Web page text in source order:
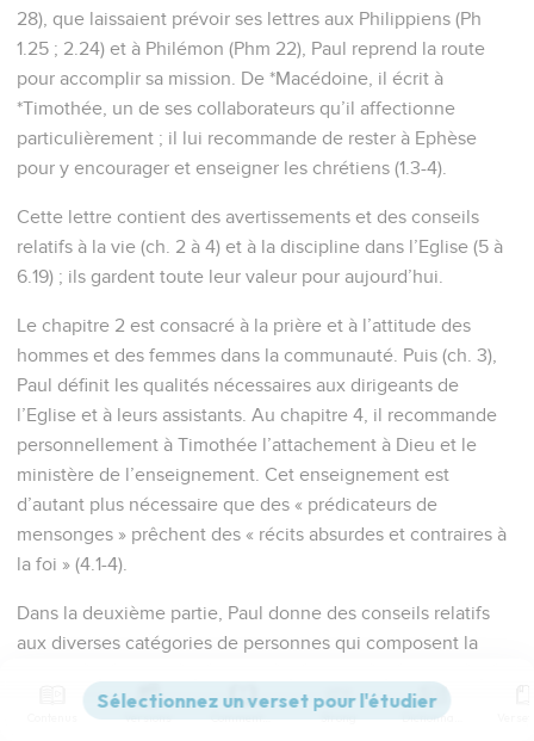
28), que laissaient prévoir ses lettres aux Philippiens (Ph
1.25 ; 2.24) et à Philémon (Phm 22), Paul reprend la route
pour accomplir sa mission. De *Macédoine, il écrit à
*Timothée, un de ses collaborateurs qu’il affectionne
particulièrement ; il lui recommande de rester à Ephèse
pour y encourager et enseigner les chrétiens (1.3-4).
Cette lettre contient des avertissements et des conseils
relatifs à la vie (ch. 2 à 4) et à la discipline dans l’Eglise (5 à
6.19) ; ils gardent toute leur valeur pour aujourd’hui.
Le chapitre 2 est consacré à la prière et à l’attitude des
hommes et des femmes dans la communauté. Puis (ch. 3),
Paul définit les qualités nécessaires aux dirigeants de
l’Eglise et à leurs assistants. Au chapitre 4, il recommande
personnellement à Timothée l’attachement à Dieu et le
ministère de l’enseignement. Cet enseignement est
d’autant plus nécessaire que des « prédicateurs de
mensonges » prêchent des « récits absurdes et contraires à
la foi » (4.1-4).
Dans la deuxième partie, Paul donne des conseils relatifs
aux diverses catégories de personnes qui composent la
les maîtres et les esclaves (6.1-2), les riches (6.17-19).
Versions Commentaires Strong